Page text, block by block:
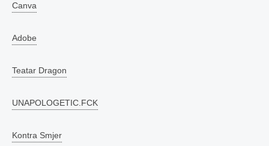
Canva
Adobe
Teatar Dragon
UNAPOLOGETIC.FCK
Kontra Smjer